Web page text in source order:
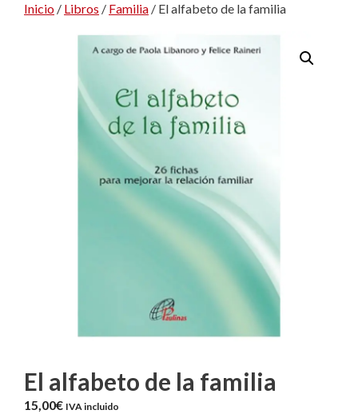
Inicio / Libros / Familia / El alfabeto de la familia
El alfabeto de la familia
15,00€ IVA incluido